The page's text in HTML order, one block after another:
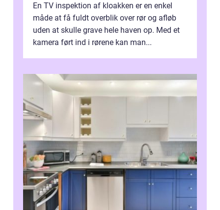
En TV inspektion af kloakken er en enkel
måde at få fuldt overblik over rør og afløb
uden at skulle grave hele haven op. Med et
kamera ført ind i rørene kan man...